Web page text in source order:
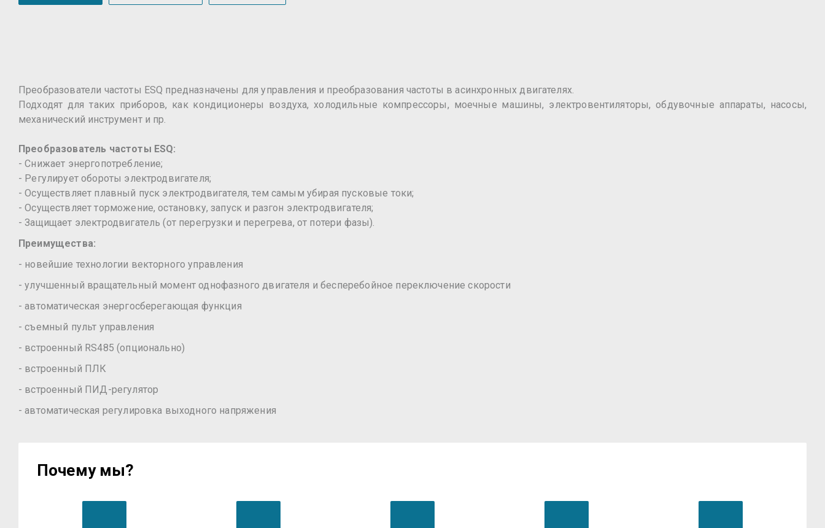
Преобразователи частоты ESQ предназначены для управления и преобразования частоты в асинхронных двигателях.
Подходят для таких приборов, как кондиционеры воздуха, холодильные компрессоры, моечные машины, электровентиляторы, обдувочные аппараты, насосы,
механический инструмент и пр.
Преобразователь частоты ESQ:
- Снижает энергопотребление;
- Регулирует обороты электродвигателя;
- Осуществляет плавный пуск электродвигателя, тем самым убирая пусковые токи;
- Осуществляет торможение, остановку, запуск и разгон электродвигателя;
- Защищает электродвигатель (от перегрузки и перегрева, от потери фазы).
Преимущества:
- новейшие технологии векторного управления
- улучшенный вращательный момент однофазного двигателя и бесперебойное переключение скорости
- автоматическая энергосберегающая функция
- съемный пульт управления
- встроенный RS485 (опционально)
- встроенный ПЛК
- встроенный ПИД-регулятор
- автоматическая регулировка выходного напряжения
Почему мы?